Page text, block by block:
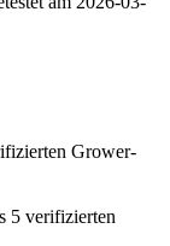
Grower-
5 verifizierten